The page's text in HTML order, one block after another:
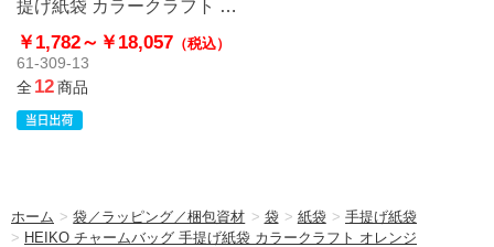
提げ紙袋 カラークラフト オ
レンジ
￥1,782～ ￥18,057 （税込）
61-309-13
全12商品
ホーム >袋／ラッピング／梱包資材 > 袋 > 紙袋 > 手提げ紙袋
> HEIKO チャームバッグ 手提げ紙袋 カラークラフト オレンジ